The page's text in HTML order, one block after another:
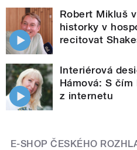
Robert Mikluš
historky v
recitovat
Interiérová
Hámová: S
z internetu
E-SHOP ČESKÉHO